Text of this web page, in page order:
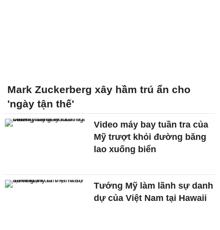
Mark Zuckerberg xây hầm trú ẩn cho
'ngày tận thế'
Video máy bay tuần tra của
Mỹ trượt khỏi đường băng
lao xuống biển
Tướng Mỹ làm lãnh sự danh
dự của Việt Nam tại Hawaii